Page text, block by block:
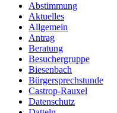
Abstimmung
Aktuelles
Allgemein
Antrag
Beratung
Besuchergruppe
Biesenbach
Bürgersprechstunde
Castrop-Rauxel
Datenschutz